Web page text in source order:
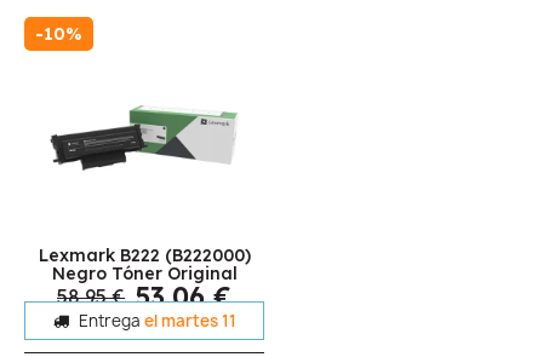
-10%
Lexmark B222 (B222000)
Negro Tóner Original
58,95 € 53,06 €
Entrega el martes 11